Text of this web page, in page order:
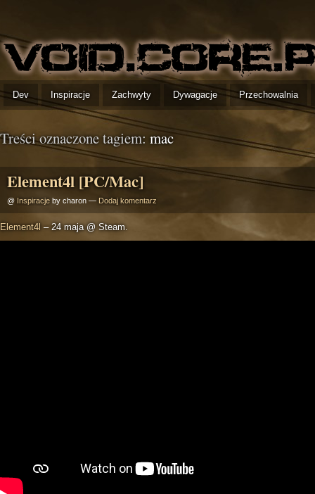
Dev Inspiracje Zachwyty Dywagacje Przechowalnia
Treści oznaczone tagiem: mac
Element4l [PC/Mac]
@ Inspiracje by charon — Dodaj komentarz
Element4l – 24 maja @ Steam.